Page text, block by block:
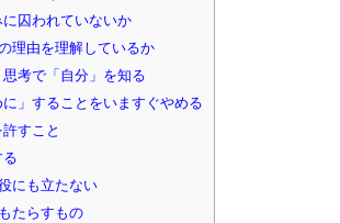
囚われていないか
理由を理解しているか
考で「自分」を知る
」することをいますぐやめる
すこと
にも立たない
たらすもの